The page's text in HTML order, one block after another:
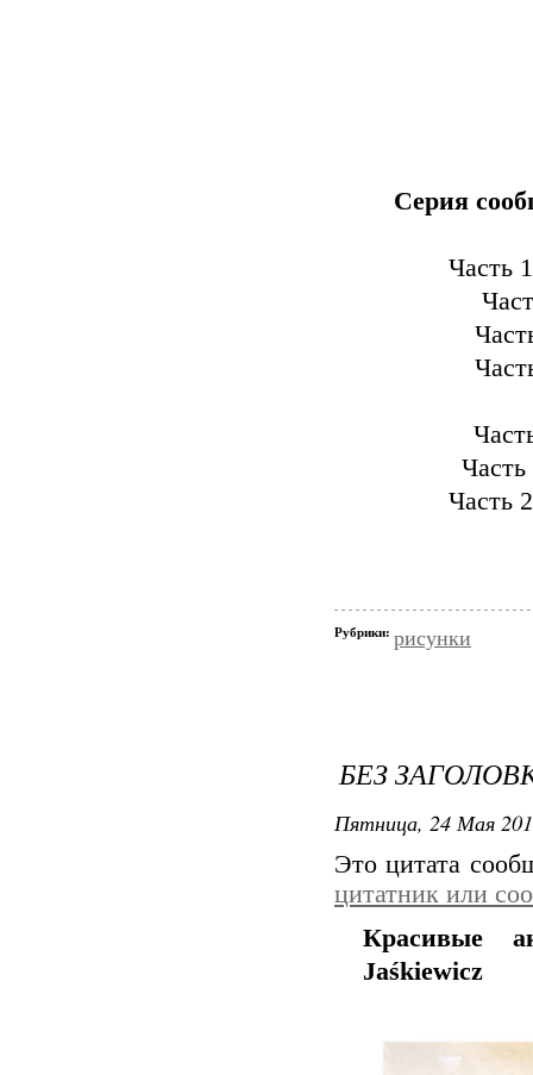
Серия
Часть
Часть
Рубрики: рисунки
БЕЗ
Пятница, 24 Мая
Это цитата
цитатник или
Красивые
Jaśkiewicz